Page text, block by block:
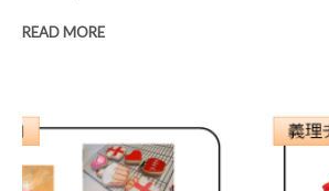
READ MORE